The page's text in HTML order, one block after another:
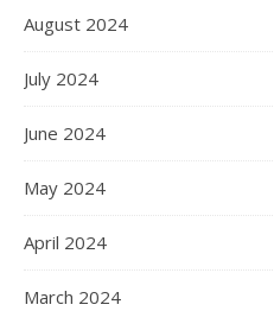
August 2024
July 2024
June 2024
May 2024
April 2024
March 2024